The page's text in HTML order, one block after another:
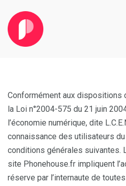
Conformément aux
la Loi n°2004-575 du 21 juin
l’économie numérique, dite
connaissance des utilisateurs
conditions générales suivantes.
site Phonehouse.fr impliquent
réserve par l’internaute de